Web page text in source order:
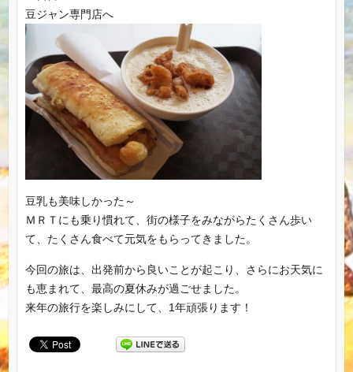
豆ジャン専門店へ
豆乳も美味しかった～
ＭＲＴにも乗り慣れて、街の様子をみながらたくさん歩い
て、たくさん食べて元気をもらってきました。
今回の旅は、出発前から良いことが起こり、さらにお天気に
も恵まれて、最高の夏休みが過ごせました。
来年の旅行を楽しみにして、1年頑張ります！